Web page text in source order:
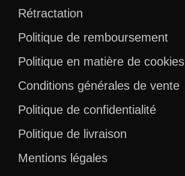
Rétractation
Politique de remboursement
Politique en matière de cookies
Conditions générales de vente
Politique de confidentialité
Politique de livraison
Mentions légales